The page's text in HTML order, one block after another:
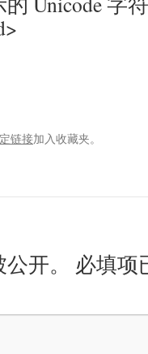
链接加入收藏夹。
开。 必填项